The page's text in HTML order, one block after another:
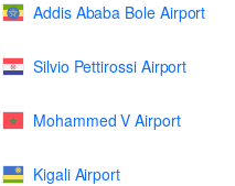
Addis Ababa Bole Airport
Silvio Pettirossi Airport
Mohammed V Airport
Kigali Airport